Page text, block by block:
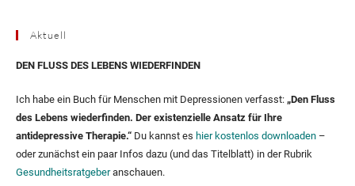
Aktuell
DEN FLUSS DES LEBENS WIEDERFINDEN
Ich habe ein Buch für Menschen mit Depressionen verfasst: „Den Fluss
des Lebens wiederfinden. Der existenzielle Ansatz für Ihre
antidepressive Therapie.“ Du kannst es hier kostenlos downloaden –
oder zunächst ein paar Infos dazu (und das Titelblatt) in der Rubrik
Gesundheitsratgeberanschauen.